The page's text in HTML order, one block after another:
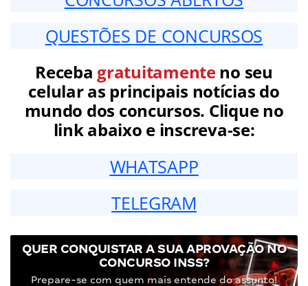
QUESTÕES DE CONCURSOS
Receba gratuitamenteno seu
celular as principais notícias do
mundo dos concursos. Clique no
link abaixo e inscreva-se:
WHATSAPP
TELEGRAM
QUER CONQUISTAR A SUA APROVAÇÃO NO
CONCURSO INSS?
Prepare-se com quem mais entende do assunto!